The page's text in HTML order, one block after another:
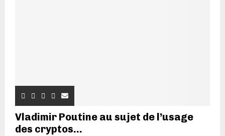
Vladimir Poutine au sujet de l’usage
des cryptos...